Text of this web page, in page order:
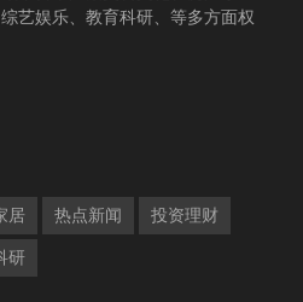
艺娱乐、教育科研、等多方面权
居 热点新闻 投资理财
研